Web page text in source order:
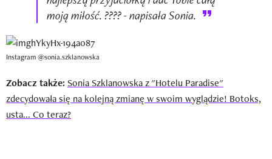
moją miłość. ???? - napisała Sonia.
Instagram @sonia.szklanowska
Zobacz także: Sonia Szklanowska z "Hotelu Paradise"
zdecydowała się na kolejną zmianę w swoim wyglądzie! Botoks,
usta... Co teraz?